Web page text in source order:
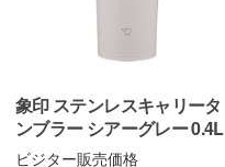
象印 ステンレスキャリータ
ンブラー シアーグレー 0.4L
ビジター販売価格